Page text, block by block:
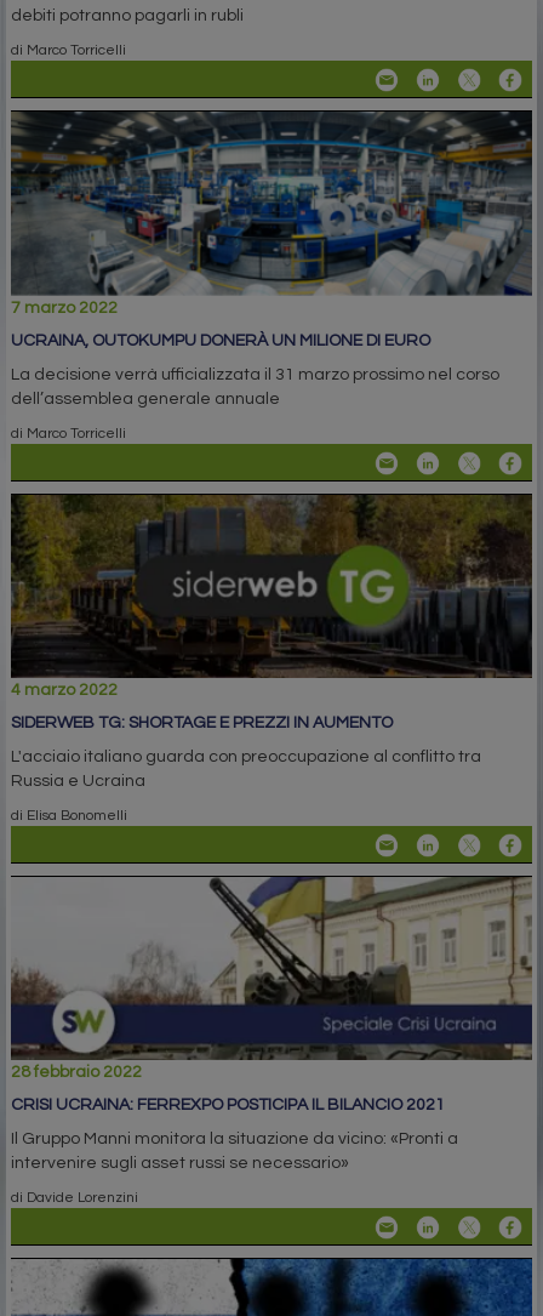
debiti potranno pagarli in rubli
di Marco Torricelli
7 marzo 2022
UCRAINA, OUTOKUMPU DONERÀ UN MILIONE DI EURO
La decisione verrà ufficializzata il 31 marzo prossimo nel corso
dell’assemblea generale annuale
di Marco Torricelli
4 marzo 2022
SIDERWEB TG: SHORTAGE E PREZZI IN AUMENTO
L'acciaio italiano guarda con preoccupazione al conflitto tra
Russia e Ucraina
di Elisa Bonomelli
28 febbraio 2022
CRISI UCRAINA: FERREXPO POSTICIPA IL BILANCIO 2021
Il Gruppo Manni monitora la situazione da vicino: «Pronti a
intervenire sugli asset russi se necessario»
di Davide Lorenzini